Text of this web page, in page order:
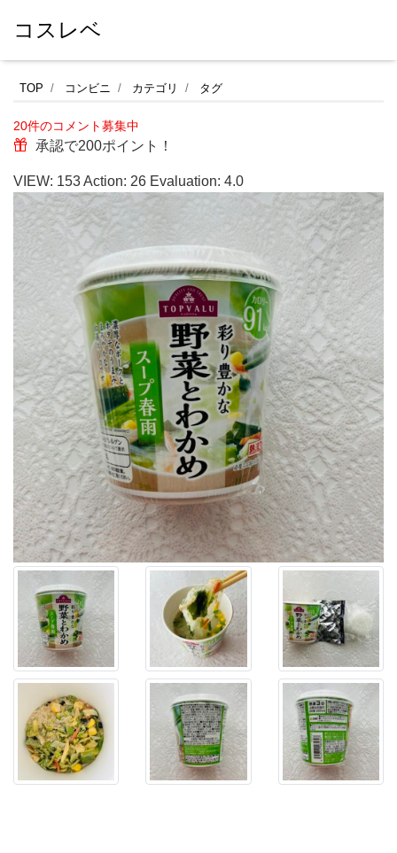
コスレベ
ス
ー
プ
雨
好
き
な
で、
久
し
ぶ
り
に
行
っ
た
ミ
ニ
ス
ト
ッ
の
ス
ー
TOP コンビニ カテゴリ タグ
20件のコメント募集中
承認で200ポイント！
VIEW: 153Action: 26 Evaluation: 4.0